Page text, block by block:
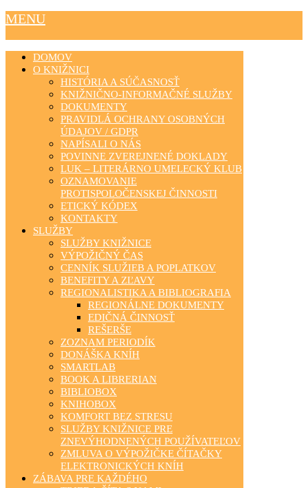
MENU
DOMOV
O KNIŽNICI
HISTÓRIA A SÚČASNOSŤ
KNIŽNIČNO-INFORMAČNÉ SLUŽBY
DOKUMENTY
PRAVIDLÁ OCHRANY OSOBNÝCH
ÚDAJOV / GDPR
NAPÍSALI O NÁS
POVINNE ZVEREJNENÉ DOKLADY
LUK – LITERÁRNO UMELECKÝ KLUB
OZNAMOVANIE
PROTISPOLOČENSKEJ ČINNOSTI
ETICKÝ KÓDEX
KONTAKTY
SLUŽBY
SLUŽBY KNIŽNICE
VÝPOŽIČNÝ ČAS
CENNÍK SLUŽIEB A POPLATKOV
BENEFITY A ZĽAVY
REGIONALISTIKA A BIBLIOGRAFIA
REGIONÁLNE DOKUMENTY
EDIČNÁ ČINNOSŤ
REŠERŠE
ZOZNAM PERIODÍK
DONÁŠKA KNÍH
SMARTLAB
BOOK A LIBRERIAN
BIBLIOBOX
KNIHOBOX
KOMFORT BEZ STRESU
SLUŽBY KNIŽNICE PRE
ZNEVÝHODNENÝCH POUŽÍVATEĽOV
ZMLUVA O VÝPOŽIČKE ČÍTAČKY
ELEKTRONICKÝCH KNÍH
ZÁBAVA PRE KAŽDÉHO